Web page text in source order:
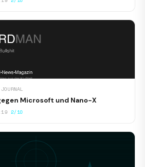
Microsoft und Nano-X
2/10